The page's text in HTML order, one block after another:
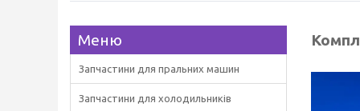
Запчастини для пральних машин
Запчастини для холодильників